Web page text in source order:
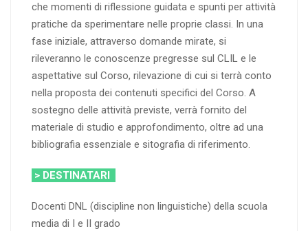
che momenti di riflessione guidata e spunti per attività
pratiche da sperimentare nelle proprie classi. In una
fase iniziale, attraverso domande mirate, si
rileveranno le conoscenze pregresse sul CLIL e le
aspettative sul Corso, rilevazione di cui si terrà conto
nella proposta dei contenuti specifici del Corso. A
sostegno delle attività previste, verrà fornito del
materiale di studio e approfondimento, oltre ad una
bibliografia essenziale e sitografia di riferimento.
> DESTINATARI
Docenti DNL (discipline non linguistiche) della scuola
media di I e II grado